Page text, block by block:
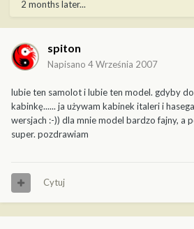
2 months later...
spiton
Napisano 4 Września 2007
lubie ten samolot i lubie ten model. gdyby
kabinkę...... ja używam kabinek italeri i
wersjach :-)) dla mnie model bardzo fajny, a
super. pozdrawiam
Cytuj